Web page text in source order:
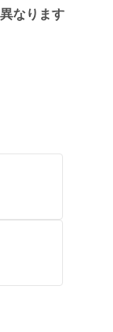
なります